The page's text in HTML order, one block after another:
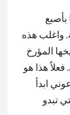
بأصبع
واغلب هذه
المؤرخ
هذا هو
ابدأ
تبدو